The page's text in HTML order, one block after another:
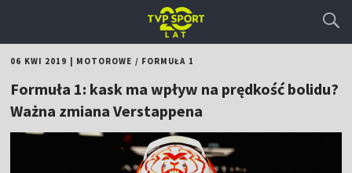
06 KWI 2019 MOTOROWE / FORMUŁA 1
Formuła 1: kask ma wpływ na prędkość bolidu?
Ważna zmiana Verstappena